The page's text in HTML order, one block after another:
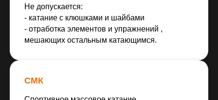
Не допускается:
- катание с клюшками и шайбами
- отработка элементов и упражнений ,
мешающих остальным катающимся.
СМК